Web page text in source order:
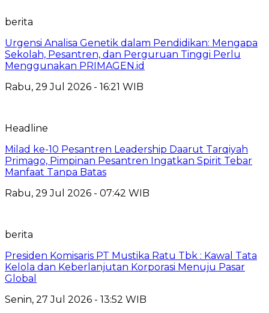
berita
Urgensi Analisa Genetik dalam Pendidikan: Mengapa
Sekolah, Pesantren, dan Perguruan Tinggi Perlu
Menggunakan PRIMAGEN.id
Rabu, 29 Jul 2026 - 16:21 WIB
Headline
Milad ke-10 Pesantren Leadership Daarut Tarqiyah
Primago, Pimpinan Pesantren Ingatkan Spirit Tebar
Manfaat Tanpa Batas
Rabu, 29 Jul 2026 - 07:42 WIB
berita
Presiden Komisaris PT Mustika Ratu Tbk : Kawal Tata
Kelola dan Keberlanjutan Korporasi Menuju Pasar
Global
Senin, 27 Jul 2026 - 13:52 WIB